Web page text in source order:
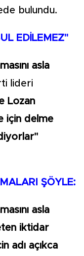
bulundu.
EDİLEMEZ"
asla
lideri
Lozan
için delme
ŞÖYLE:
asla
iktidar
adı açıkca